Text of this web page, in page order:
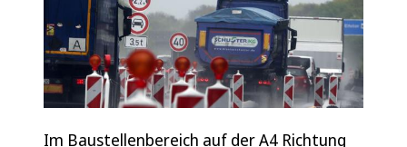
Im Baustellenbereich auf der A4 Richtung